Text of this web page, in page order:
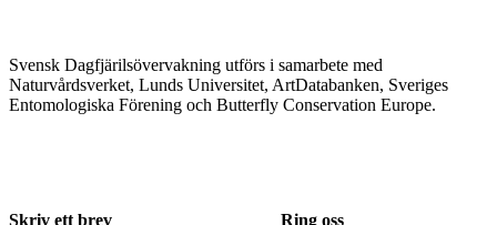
Svensk Dagfjärilsövervakning utförs i samarbete med
Naturvårdsverket, Lunds Universitet, ArtDatabanken, Sveriges
Entomologiska Förening och Butterfly Conservation Europe.
Skriv ett brev Ring oss